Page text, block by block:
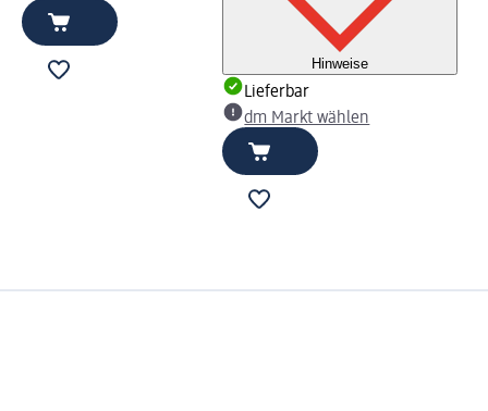
Hinweise
Lieferbar
dm Markt wählen